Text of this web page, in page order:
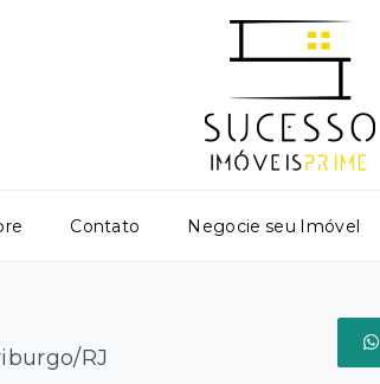
Contato Negocie seu Imóvel
RJ